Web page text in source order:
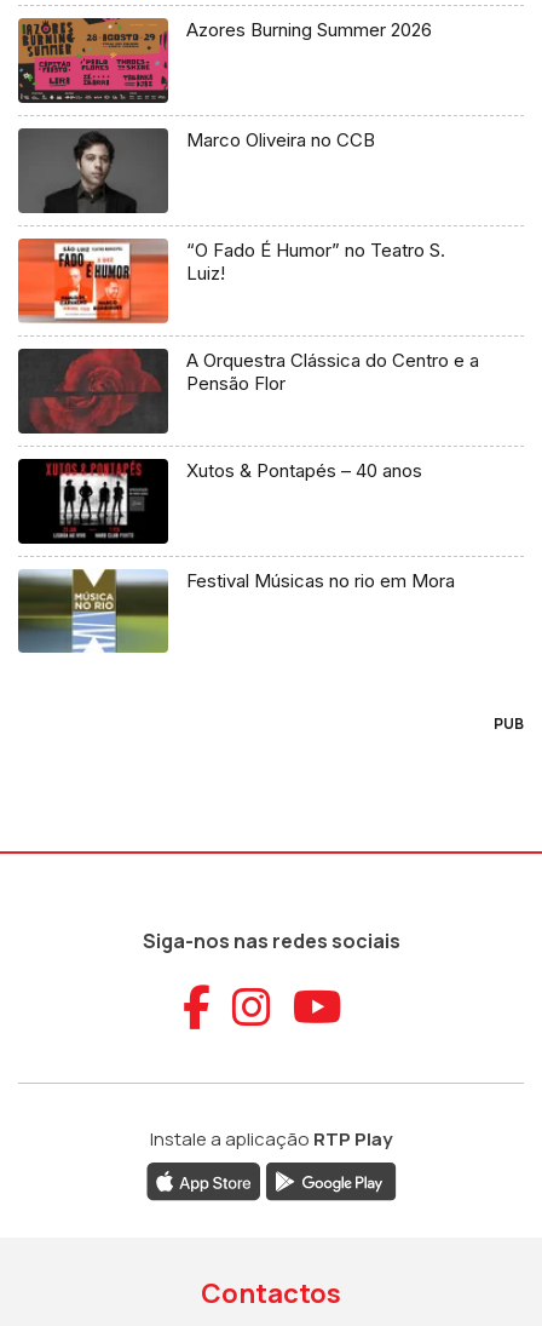
Azores Burning Summer 2026
Marco Oliveira no CCB
“O Fado É Humor” no Teatro S.
Luiz!
A Orquestra Clássica do Centro e a
Pensão Flor
Xutos & Pontapés – 40 anos
Festival Músicas no rio em Mora
PUB
Siga-nos nas redes sociais
Aceder ao
Aceder ao
Aceder
Instale a aplicação RTP Play
Contactos